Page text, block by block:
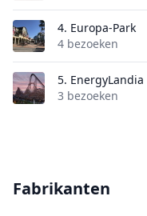
4. Europa-Park
4 bezoeken
5. EnergyLandia
3 bezoeken
Fabrikanten